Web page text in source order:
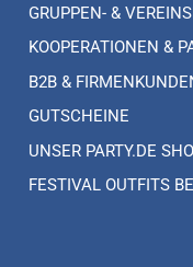
GRUPPEN- &
KOOPERATIONEN &
B2B &
GUTSCHEINE
UNSER PARTY.DE
FESTIVAL OUTFITS